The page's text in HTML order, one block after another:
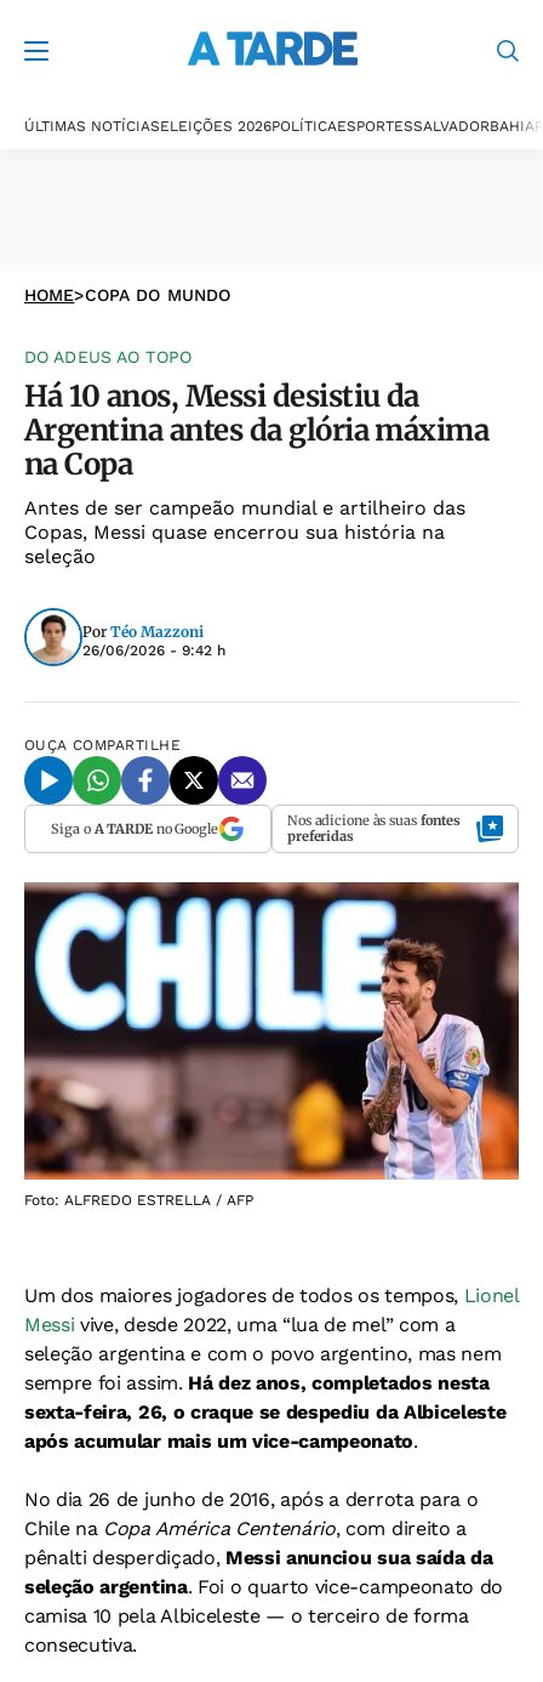
ÚLTIMAS NOTÍCIASELEIÇÕES 2026POLÍTICAESPORTESSALVADORBAHIA
HOME>COPA DO MUNDO
DO ADEUS AO TOPO
Há 10 anos, Messi desistiu da
Argentina antes da glória máxima
na Copa
Antes de ser campeão mundial e artilheiro das
Copas, Messi quase encerrou sua história na
seleção
Por Téo Mazzoni
26/06/2026 - 9:42 h
OUÇA COMPARTILHE
Siga o A TARDEno Google Nos adicione às suas fontes
preferidas
Foto: ALFREDO ESTRELLA / AFP
Um dos maiores jogadores de todos os tempos, Lionel
Messi vive, desde 2022, uma “lua de mel” com a
seleção argentina e com o povo argentino, mas nem
sempre foi assim. Há dez anos, completados nesta
sexta-feira, 26, o craque se despediu da Albiceleste
após acumular mais um vice-campeonato.
No dia 26 de junho de 2016, após a derrota para o
Chile na Copa América Centenário, com direito a
pênalti desperdiçado, Messi anunciou sua saída da
seleção argentina. Foi o quarto vice-campeonato do
camisa 10 pela Albiceleste — o terceiro de forma
consecutiva.